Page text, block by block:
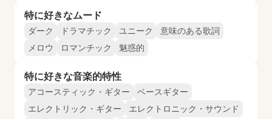
特に好きなムード
ダーク ドラマチック ユニーク
意味のある歌詞
メロウ
ロマンチック 魅惑的
特に好きな音楽的特性
アコースティック・ギター
ベースギター
エレクトリック・ギター
エレクトロニック・サウンド